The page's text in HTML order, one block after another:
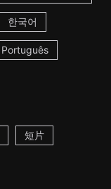
한국어
Português
短片